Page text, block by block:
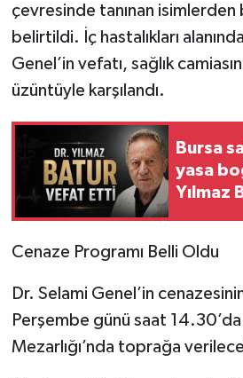
çevresinde tanınan isimlerden
belirtildi. İç hastalıkları
Genel’in vefatı, sağlık
üzüntüyle karşılandı.
Bursa
yasa
Yılmaz
Cenaze Programı Belli Oldu
Dr. Selami Genel’in
Perşembe günü saat 14.30’da
Mezarlığı’nda toprağa